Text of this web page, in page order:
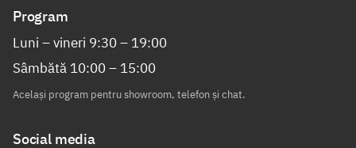
Program
Luni – vineri 9:30 – 19:00
Sâmbătă 10:00 – 15:00
Același program pentru showroom, telefon și chat.
Social media